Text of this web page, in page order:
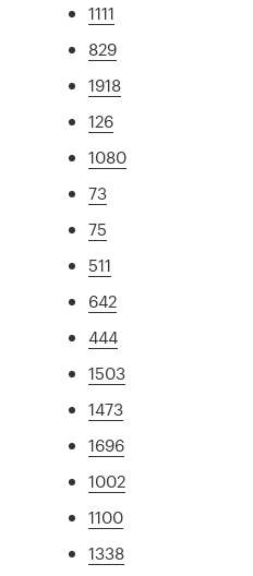
1111
829
1918
126
1080
73
75
511
642
444
1503
1473
1696
1002
1100
1338